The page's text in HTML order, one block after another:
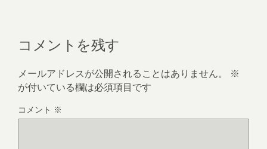
コメントを残す
メールアドレスが公開されることはありません。
※
が付いている欄は必須項目です
コメント ※